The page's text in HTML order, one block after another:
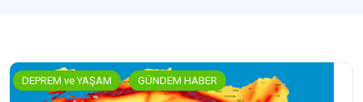
DEPREM ve YAŞAM GÜNDEM HABER